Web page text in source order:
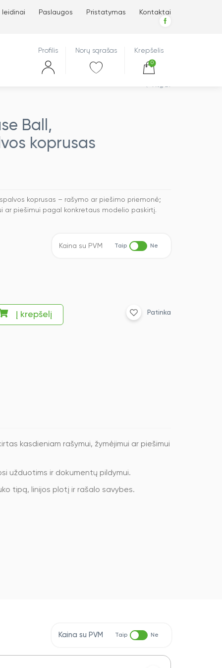
leidinai Paslaugos Pristatymas Kontaktai
Profilis Norų sąrašas Krepšelis
0
Atgal
Ball,
koprusas
koprusas – rašymo ar piešimo priemonė;
ar piešimui pagal konkretaus modelio paskirtį.
Kaina su PVM Taip Ne
Į krepšelį Patinka
kasdieniam rašymui, žymėjimui ar piešimui
užduotims ir dokumentų pildymui.
tipą, linijos plotį ir rašalo savybes.
Kaina su PVM Taip Ne